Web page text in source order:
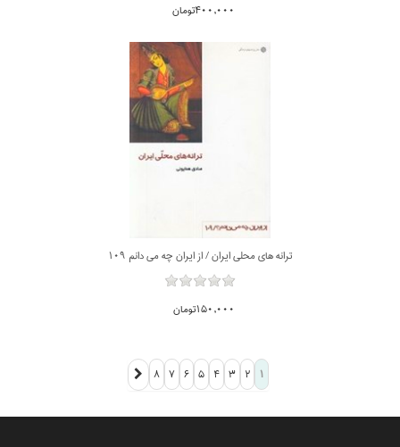
400,000تومان
ترانه هاي محلي ايران / از ايران چه مي دانم 109
150,000تومان
1
2
3
4
5
6
7
8